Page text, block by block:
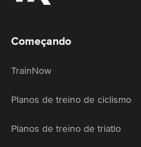
Começando
TrainNow
Planos de treino de ciclismo
Planos de treino de triatlo